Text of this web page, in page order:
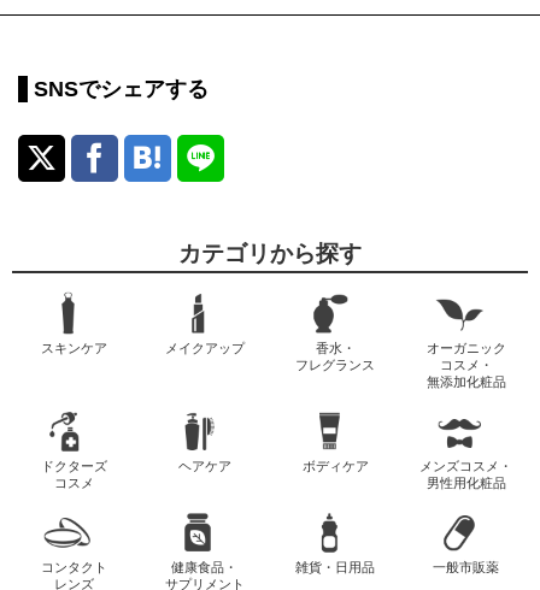
SNSでシェアする
カテゴリから探す
スキンケア メイクアップ
香水・
フレグランス
オーガニック
コスメ・
無添加化粧品
ドクターズ
コスメ
ヘアケア ボディケア
メンズコスメ・
男性用化粧品
コンタクト
レンズ
健康食品・
サプリメント
雑貨・日用品 一般市販薬